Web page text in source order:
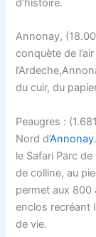
d’histoire.
Annonay,
conquète de
du cuir, du
Peaugres :
Nord d’Annonay
le Safari Parc
de colline, au
permet aux 800
enclos recréant
de vie.